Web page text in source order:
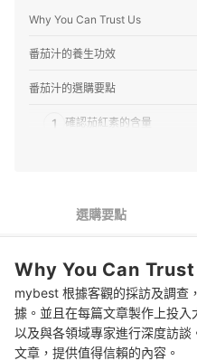
Why You Can Trust Us
番茄汁的養生功效
番茄汁的選購要點
1 確認茄紅素的含量
推薦十大日本番茄汁人氣排行榜
開箱14款人氣日本番茄汁
番茄汁的養生訣竅
總結
選購要點
Why You Can
mybest 根據客觀的採訪及調查
據。並且在每篇文章製作上投入
以及與各領域專家進行深度訪
文章，提供值得信賴的內容。